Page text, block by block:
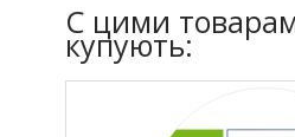
C цими
купують: